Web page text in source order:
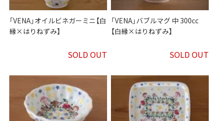
「VENA」オイルビネガーミニ【白
縁×はりねずみ】
SOLD OUT
「VENA」バブルマグ 中 300cc
【白縁×はりねずみ】
SOLD OUT